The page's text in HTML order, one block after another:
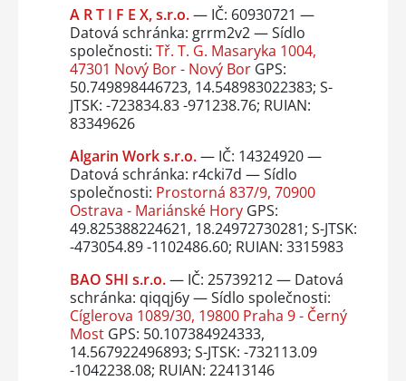
A R T I F E X, s.r.o.— IČ: 60930721 —
Datová schránka: grrm2v2 — Sídlo
společnosti: Tř. T. G. Masaryka 1004,
47301 Nový Bor - Nový BorGPS:
50.749898446723, 14.548983022383; S-
JTSK: -723834.83 -971238.76; RUIAN:
83349626
Algarin Work s.r.o.— IČ: 14324920 —
Datová schránka: r4cki7d — Sídlo
společnosti: Prostorná 837/9, 70900
Ostrava - Mariánské HoryGPS:
49.825388224621, 18.24972730281; S-JTSK:
-473054.89 -1102486.60; RUIAN: 3315983
BAO SHI s.r.o.— IČ: 25739212 — Datová
schránka: qiqqj6y — Sídlo společnosti:
Cíglerova 1089/30, 19800 Praha 9 - Černý
MostGPS: 50.107384924333,
14.567922496893; S-JTSK: -732113.09
-1042238.08; RUIAN: 22413146